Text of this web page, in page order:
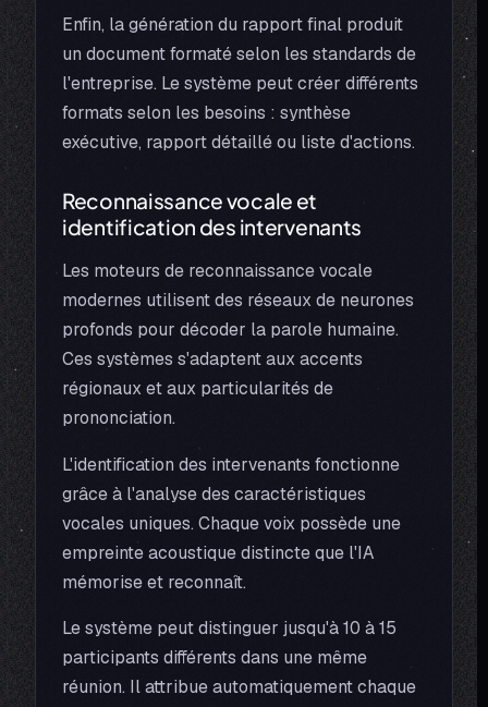
Enfin, la génération du rapport final produit
un document formaté selon les standards de
l'entreprise. Le système peut créer différents
formats selon les besoins : synthèse
exécutive, rapport détaillé ou liste d'actions.
Reconnaissance vocale et
identification des intervenants
Les moteurs de reconnaissance vocale
modernes utilisent des réseaux de neurones
profonds pour décoder la parole humaine.
Ces systèmes s'adaptent aux accents
régionaux et aux particularités de
prononciation.
L'identification des intervenants fonctionne
grâce à l'analyse des caractéristiques
vocales uniques. Chaque voix possède une
empreinte acoustique distincte que l'IA
mémorise et reconnaît.
Le système peut distinguer jusqu'à 10 à 15
participants différents dans une même
réunion. Il attribue automatiquement chaque